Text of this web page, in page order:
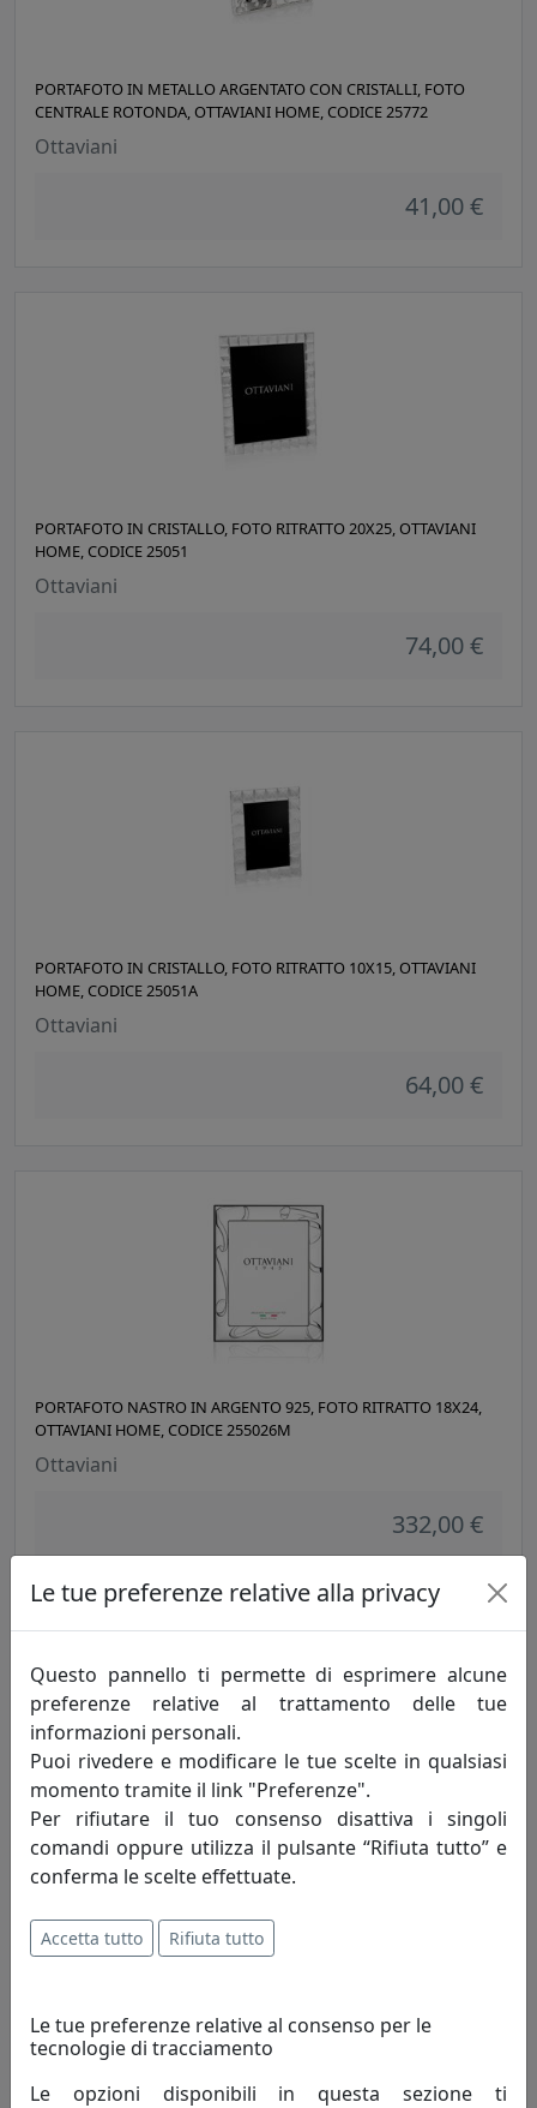
PORTAFOTO IN METALLO ARGENTATO CON CRISTALLI, FOTO
CENTRALE ROTONDA, OTTAVIANI HOME, CODICE 25772
Ottaviani
41,00 €
PORTAFOTO IN CRISTALLO, FOTO RITRATTO 20X25, OTTAVIANI
HOME, CODICE 25051
Ottaviani
74,00 €
PORTAFOTO IN CRISTALLO, FOTO RITRATTO 10X15, OTTAVIANI
HOME, CODICE 25051A
Ottaviani
64,00 €
PORTAFOTO NASTRO IN ARGENTO 925, FOTO RITRATTO 18X24,
OTTAVIANI HOME, CODICE 255026M
Ottaviani
332,00 €
PORTAFOTO NASTRO IN ARGENTO 925, FOTO RITRATTO 13X18,
OTTAVIANI HOME, CODICE 255026AM
Le tue preferenze relative alla privacy
Questo pannello ti permette di esprimere alcune
preferenze relative al trattamento delle tue
informazioni personali.
Puoi rivedere e modificare le tue scelte in qualsiasi
momento tramite il link "Preferenze".
Per rifiutare il tuo consenso disattiva i singoli
comandi oppure utilizza il pulsante “Rifiuta tutto” e
conferma le scelte effettuate.
Accetta tutto Rifiuta tutto
Le tue preferenze relative al consenso per le
tecnologie di tracciamento
Le opzioni disponibili in questa sezione ti